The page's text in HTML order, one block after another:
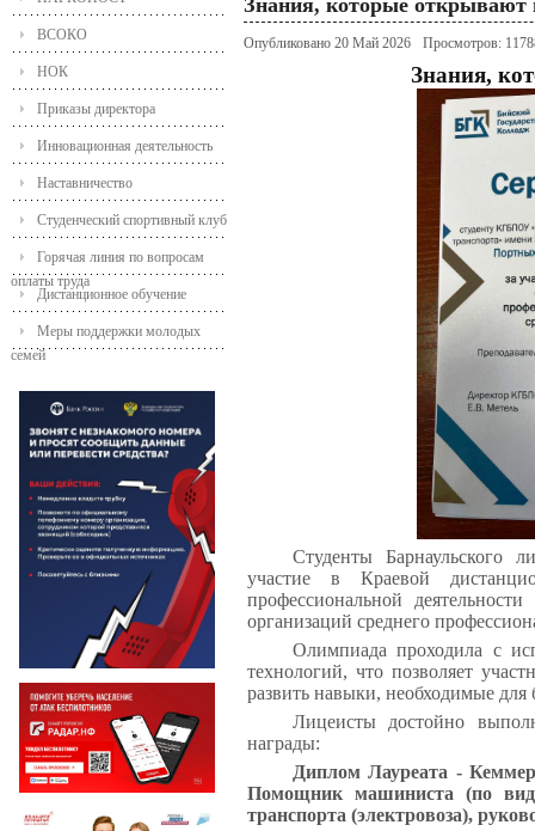
ВСОКО
НОК
Приказы директора
Инновационная деятельность
Наставничество
Студенческий спортивный клуб
Горячая линия по вопросам
оплаты труда
Дистанционное обучение
Меры поддержки молодых
семей
Опубликовано 20 Май 2026 Просмотров:
Знания,
Студенты Барнаульского
участие в Краевой
профессиональной
организаций среднего
Олимпиада проходила с
технологий, что позволяет
развить навыки, необходимые для
Лицеисты достойно
награды:
Диплом Лауреата -
Помощник машиниста (по
транспорта (электровоза),